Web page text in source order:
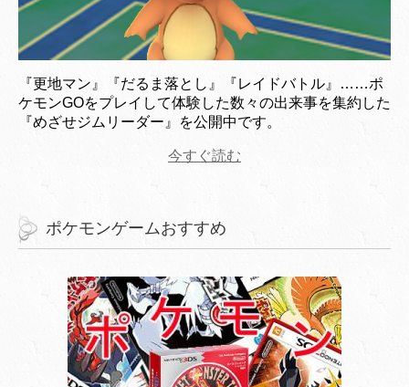
『更地マン』『だるま落とし』『レイドバトル』……ポ
ケモンGOをプレイして体験した数々の出来事を集約した
『めざせジムリーダー』を公開中です。
今すぐ読む
ポケモンゲームおすすめ